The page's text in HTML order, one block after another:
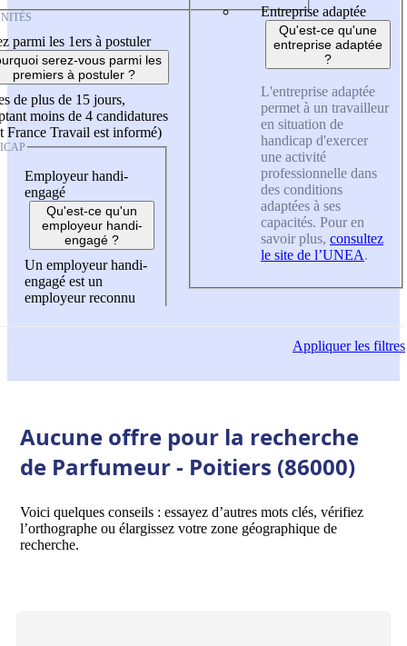
parmi les 1ers à postuler
serez-vous parmi les
premiers à postuler ?
de plus de 15 jours,
moins de 4 candidatures
France Travail est informé)
Employeur handi-
engagé
Qu'est-ce qu'un
employeur handi-
engagé ?
Un employeur handi-
engagé est un
employeur reconnu
Entreprise adaptée
Qu'est-ce qu'une
entreprise adaptée
?
L'entreprise adaptée
permet à un travailleur
en situation de
handicap d'exercer
une activité
professionnelle dans
des conditions
adaptées à ses
capacités. Pour en
savoir plus, consultez
le site de l’UNEA.
Appliquerles filtres
Aucune offre pour la recherche
de Parfumeur - Poitiers (86000)
Voici quelques conseils : essayez d’autres mots clés, vérifiez
l’orthographe ou élargissez votre zone géographique de
recherche.